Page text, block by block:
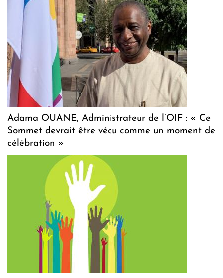
Adama OUANE, Administrateur de l’OIF : « Ce
Sommet devrait être vécu comme un moment de
célébration »